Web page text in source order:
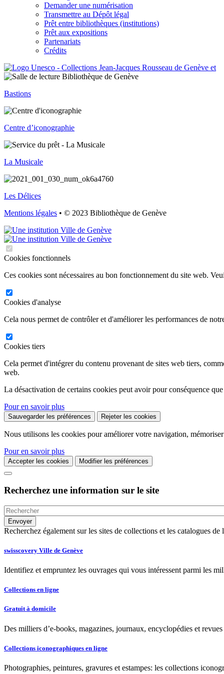
Demander une numérisation
Transmettre au Dépôt légal
Prêt entre bibliothèques (institutions)
Prêt aux expositions
Partenariats
Crédits
Bastions
Centre d’iconographie
La Musicale
Les Délices
Mentions légales • © 2023 Bibliothèque de Genève
Cookies fonctionnels
Ces cookies sont nécessaires au bon fonctionnement du site web.
Cookies d'analyse
Cela nous permet de contrôler et d'améliorer les performances de
Cookies tiers
Cela permet d'intégrer du contenu provenant de sites web tiers,
web.
La désactivation de certains cookies peut avoir pour conséquence
Pour en savoir plus
Sauvegarder les préférences Rejeter les cookies
Nous utilisons les cookies pour améliorer votre navigation,
Pour en savoir plus
Accepter les cookies Modifier les préférences
Recherchez une information sur le site
Recherchez également sur les sites de collections et les catalogues
swisscovery Ville de Genève
Identifiez et empruntez les ouvrages qui vous intéressent parmi les
Collections en ligne
Gratuit à domicile
Des milliers d’e-books, magazines, journaux, encyclopédies et
Collections iconographiques en ligne
Photographies, peintures, gravures et estampes: les collections